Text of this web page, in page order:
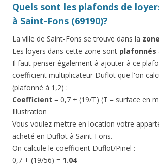
Quels sont les plafonds de
à Saint-Fons (69190)?
La ville de Saint-Fons se trouve dans la
Les loyers dans cette zone sont plafonnés
Il faut penser également à ajouter à ce
coefficient multiplicateur Duflot que l'on
(plafonné à 1,2) :
Coefficient = 0,7 + (19/T) (T = surface en
Illustration
Vous voulez mettre en location votre
acheté en Duflot à Saint-Fons.
On calcule le coefficient Duflot/Pinel :
0,7 + (19/56) = 1.04